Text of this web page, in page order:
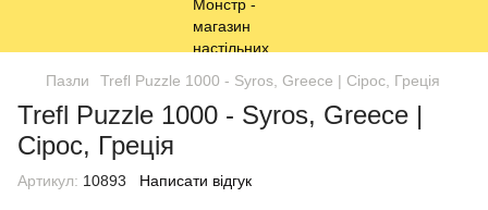
Пазли Trefl Puzzle 1000 - Syros, Greece | Сірос, Греція
Trefl Puzzle 1000 - Syros, Greece |
Сірос, Греція
Артикул: 10893 Написати відгук